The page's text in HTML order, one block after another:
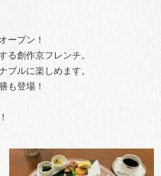
ープン！
る創作京フレンチ。
ブルに楽しめます。
も登場！